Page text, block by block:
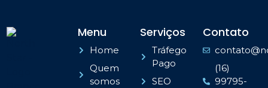
Menu
Home
Quem
somos
Serviços
Tráfego
Pago
SEO
Contato
(16)
99795-